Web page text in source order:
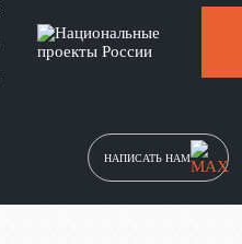
НАПИСАТЬ НАМ